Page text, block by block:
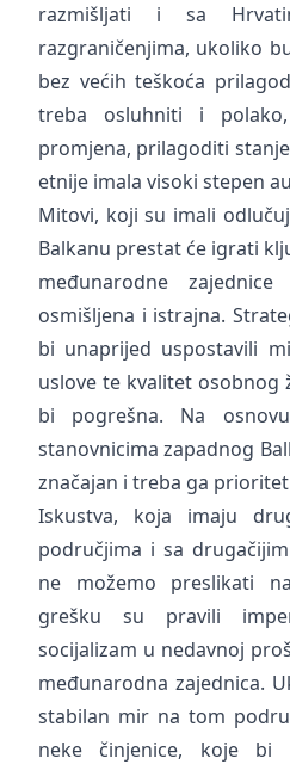
razmišljati i sa
razgraničenjima, ukoliko
bez većih teškoća
treba osluhniti i
promjena, prilagoditi
etnije imala visoki stepen
Mitovi, koji su imali
Balkanu prestat će igrati
međunarodne
osmišljena i istrajna.
bi unaprijed uspostavili
uslove te kvalitet osobnog
bi pogrešna. Na
stanovnicima zapadnog
značajan i treba ga
Iskustva, koja imaju
područjima i sa
ne možemo preslikati
grešku su pravili
socijalizam u nedavnoj
međunarodna zajednica.
stabilan mir na tom
neke činjenice, koje bi